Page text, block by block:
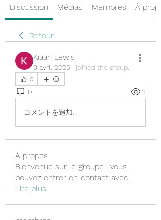
Discussion Médias Membres À
Retour
Kiaan Lewis
9 avril 2025 · joined the group.
0
0 2
コメントを追加…
À propos
Bienvenue sur le groupe ! Vous
pouvez entrer en contact avec...
Lire plus